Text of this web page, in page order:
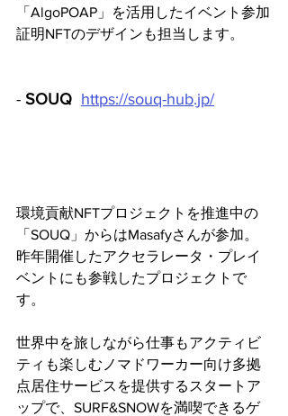
「AlgoPOAP」を活用したイベント参加
証明NFTのデザインも担当します。
- SOUQ https://souq-hub.jp/
環境貢献NFTプロジェクトを推進中の
「SOUQ」からはMasafyさんが参加。
昨年開催したアクセラレータ・プレイ
ベントにも参戦したプロジェクトで
す。
世界中を旅しながら仕事もアクティビ
ティも楽しむノマドワーカー向け多拠
点居住サービスを提供するスタートア
ップで、SURF&SNOWを満喫できるゲ